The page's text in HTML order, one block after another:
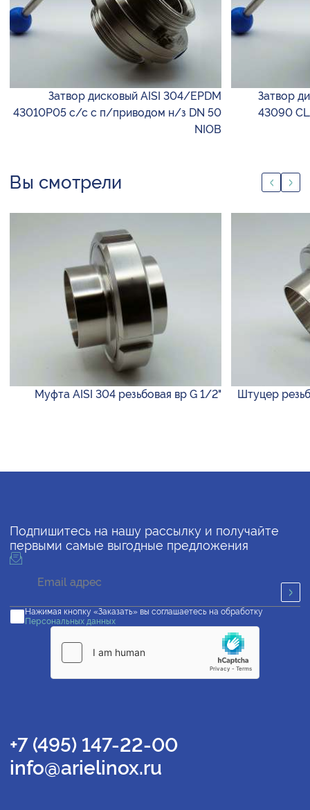
Затвор дисковый AISI 304/EPDM
43010P05 с/с с п/приводом н/з DN 50
NIOB
Затвор
43090
Вы смотрели
Муфта AISI 304 резьбовая вр G 1/2" Штуцер
Подпишитесь на нашу рассылку и получайте
первыми самые выгодные предложения
Нажимая кнопку «Заказать» вы соглашаетесь на обработку
Персональных данных
+7 (495) 147-22-00
info@arielinox.ru